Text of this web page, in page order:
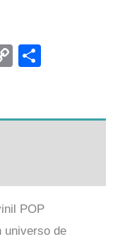
Copy
POP
universo de